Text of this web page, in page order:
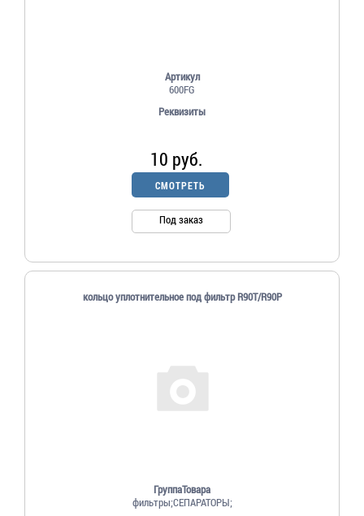
Артикул
600FG
Реквизиты
10 руб.
СМОТРЕТЬ
Под заказ
кольцо уплотнительное под фильтр R90T/R90P
ГруппаТовара
фильтры;СЕПАРАТОРЫ;